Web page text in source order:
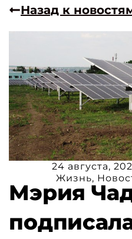
Назад к
24 августа,
Жизнь,
Мэрия